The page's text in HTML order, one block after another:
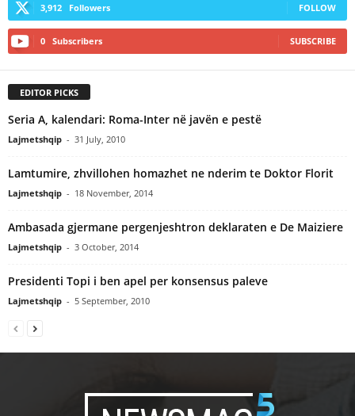
3,912 Followers FOLLOW
0 Subscribers SUBSCRIBE
EDITOR PICKS
Seria A, kalendari: Roma-Inter në javën e pestë
Lajmetshqip - 31 July, 2010
Lamtumire, zhvillohen homazhet ne nderim te Doktor Florit
Lajmetshqip - 18 November, 2014
Ambasada gjermane pergenjeshtron deklaraten e De Maiziere
Lajmetshqip - 3 October, 2014
Presidenti Topi i ben apel per konsensus paleve
Lajmetshqip - 5 September, 2010